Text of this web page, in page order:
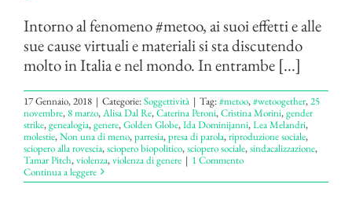
Intorno al fenomeno #metoo, ai suoi effetti e alle
sue cause virtuali e materiali si sta discutendo
molto in Italia e nel mondo. In entrambe [...]
17 Gennaio, 2018 | Categorie:Soggettività | Tag:#metoo,#wetoogether,25
novembre,8 marzo,Alisa Dal Re,Caterina Peroni,Cristina Morini,gender
strike,genealogia,genere,Golden Globe,Ida Dominijanni,Lea Melandri,
molestie,Non una di meno,parresia,presa di parola,riproduzione sociale,
sciopero alla rovescia,sciopero biopolitico,sciopero sociale,sindacalizzazione,
Tamar Pitch,violenza,violenza di genere | 1 Commento
Continua a leggere